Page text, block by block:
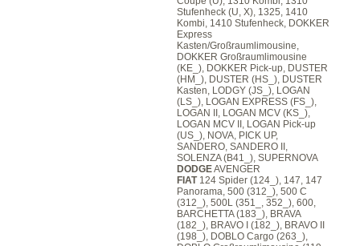
Stufenheck (U, X), 1325, 1410
Kombi, 1410 Stufenheck, DOKKER
Express
Kasten/Großraumlimousine,
DOKKER Großraumlimousine
(KE_), DOKKER Pick-up, DUSTER
(HM_), DUSTER (HS_), DUSTER
Kasten, LODGY (JS_), LOGAN
(LS_), LOGAN EXPRESS (FS_),
LOGAN II, LOGAN MCV (KS_),
LOGAN MCV II, LOGAN Pick-up
(US_), NOVA, PICK UP,
SANDERO, SANDERO II,
SOLENZA (B41_), SUPERNOVA
DODGEAVENGER
FIAT124 Spider (124_), 147, 147
Panorama, 500 (312_), 500 C
(312_), 500L (351_, 352_), 600,
BARCHETTA (183_), BRAVA
(182_), BRAVO I (182_), BRAVO II
(198_), DOBLO Cargo (263_),